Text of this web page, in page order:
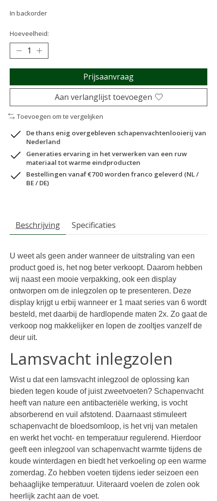
In backorder
Hoeveelheid:
Prijsaanvraag
Aan verlanglijst toevoegen
Toevoegen om te vergelijken
De thans enig overgebleven schapenvachtenlooierij van
Nederland
Generaties ervaring in het verwerken van een ruw
materiaal tot warme eindproducten
Bestellingen vanaf €700 worden franco geleverd (NL /
BE / DE)
Beschrijving Specificaties
U weet als geen ander wanneer de uitstraling van een
product goed is, het nog beter verkoopt. Daarom hebben
wij naast een mooie verpakking, ook een display
ontworpen om de inlegzolen op te presenteren. Deze
display krijgt u erbij wanneer er 1 maat series van 6 wordt
besteld, met daarbij de hardlopende maten 2x. Zo gaat de
verkoop nog makkelijker en lopen de zooltjes vanzelf de
deur uit.
Lamsvacht inlegzolen
Wist u dat een lamsvacht inlegzool de oplossing kan
bieden tegen koude of juist zweetvoeten? Schapenvacht
heeft van nature een antibacteriële werking, is vocht
absorberend en vuil afstotend. Daarnaast stimuleert
schapenvacht de bloedsomloop, is het vrij van metalen
en werkt het vocht- en temperatuur regulerend. Hierdoor
geeft een inlegzool van schapenvacht warmte tijdens de
koude winterdagen en biedt het verkoeling op een warme
zomerdag. Zo hebben voeten tijdens ieder seizoen een
behaaglijke temperatuur. Uiteraard voelen de zolen ook
heerlijk zacht aan de voet.